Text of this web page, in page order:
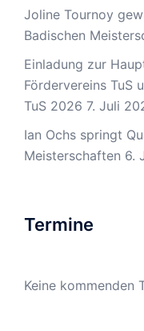
Joline Tournoy
Badischen
Einladung zur
Fördervereins TuS
TuS 2026 7. Juli
Ian Ochs springt
Meisterschaften 6.
Termine
Keine kommenden